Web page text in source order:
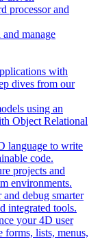
processor and
manage
with
dives from our
using an
Object Relational
language to write
code.
projects and
environments.
debug smarter
integrated tools.
your 4D user
forms, lists, menus,